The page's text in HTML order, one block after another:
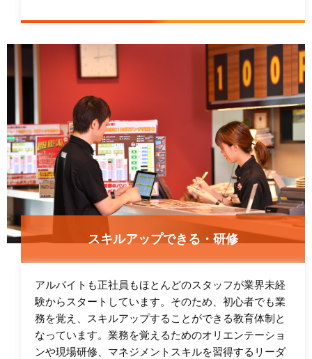
スキルアップできる・研修
アルバイトも正社員もほとんどのスタッフが業界未経
験からスタートしています。そのため、初心者でも業
務を覚え、スキルアップすることができる教育体制と
なっています。業務を覚えるためのオリエンテーショ
ンや現場研修、マネジメントスキルを習得するリーダ